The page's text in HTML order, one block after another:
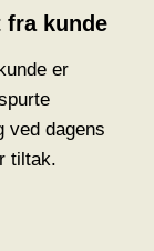
fra kunde
er
ved dagens
tiltak.